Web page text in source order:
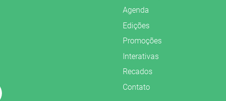
Agenda
Edições
Promoções
Interativas
Recados
Contato